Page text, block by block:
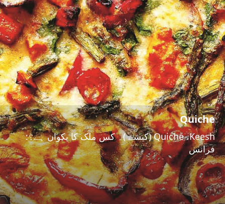
Quiche
Quiche ،Keesh (کیشے )۔ کس ملک کا پکوان ہے؟:
فرانس